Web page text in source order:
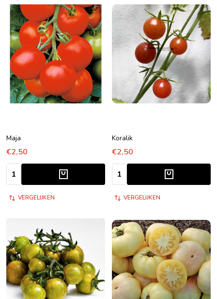
Maja
€2,50
Aantal:
VERGELIJKEN
Koralik
€2,50
Aantal:
VERGELIJKEN